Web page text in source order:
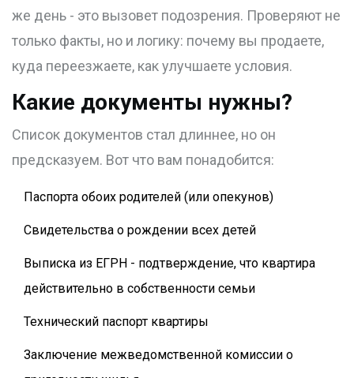
же день - это вызовет подозрения. Проверяют не
только факты, но и логику: почему вы продаете,
куда переезжаете, как улучшаете условия.
Какие документы нужны?
Список документов стал длиннее, но он
предсказуем. Вот что вам понадобится:
Паспорта обоих родителей (или опекунов)
Свидетельства о рождении всех детей
Выписка из ЕГРН - подтверждение, что квартира
действительно в собственности семьи
Технический паспорт квартиры
Заключение межведомственной комиссии о